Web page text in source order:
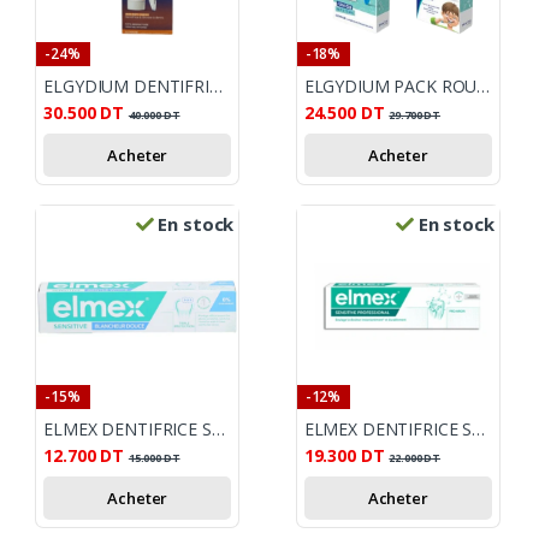
-24%
ELGYDIUM DENTIFRISE PROTECTION CARIES 75MM+2 BROUSSE A DENTS OFFERTS
30.500 DT 40.000DT
Acheter
-18%
ELGYDIUM PACK ROUTINE JUNIOR
24.500 DT 29.700DT
Acheter
En stock
-15%
ELMEX DENTIFRICE SENSITIVE BLANCHEUR DOUCE 75ML
12.700 DT 15.000DT
Acheter
En stock
-12%
ELMEX DENTIFRICE SENSITIVE PROFESSIONAL PRO ARGIN 75ML
19.300 DT 22.000DT
Acheter